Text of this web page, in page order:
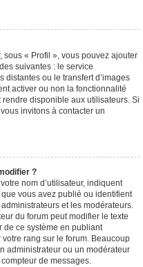
sous « Profil », vous pouvez ajouter
suivantes : le service
distantes ou le transfert d’images
activer ou non la fonctionnalité
disponible aux utilisateurs. Si
invitons à contacter un
?
nom d’utilisateur, indiquent
vous avez publié ou identifient
et les modérateurs.
du forum peut modifier le texte
de ce système en publiant
rang sur le forum. Beaucoup
administrateur ou un modérateur
de messages.